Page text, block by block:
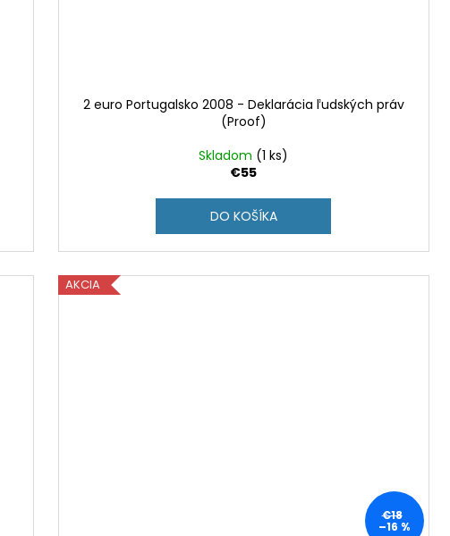
2 euro Portugalsko 2008 - Deklarácia ľudských práv
(Proof)
Skladom (1 ks)
€55
DO KOŠÍKA
AKCIA
€18
–16 %